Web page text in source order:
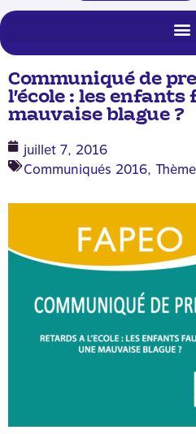
Communiqué de
l’école : les enfants
mauvaise blague ?
juillet 7, 2016
Communiqués 2016,